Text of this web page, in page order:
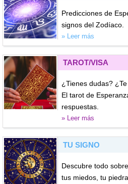
Predicciones de
signos del Zodíaco.
» Leer más
TAROT/VISA
¿Tienes dudas?
El tarot de
respuestas.
» Leer más
TU SIGNO
Descubre todo
tus miedos, tu